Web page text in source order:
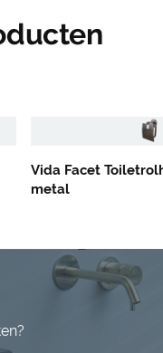
Vida Facet
metal